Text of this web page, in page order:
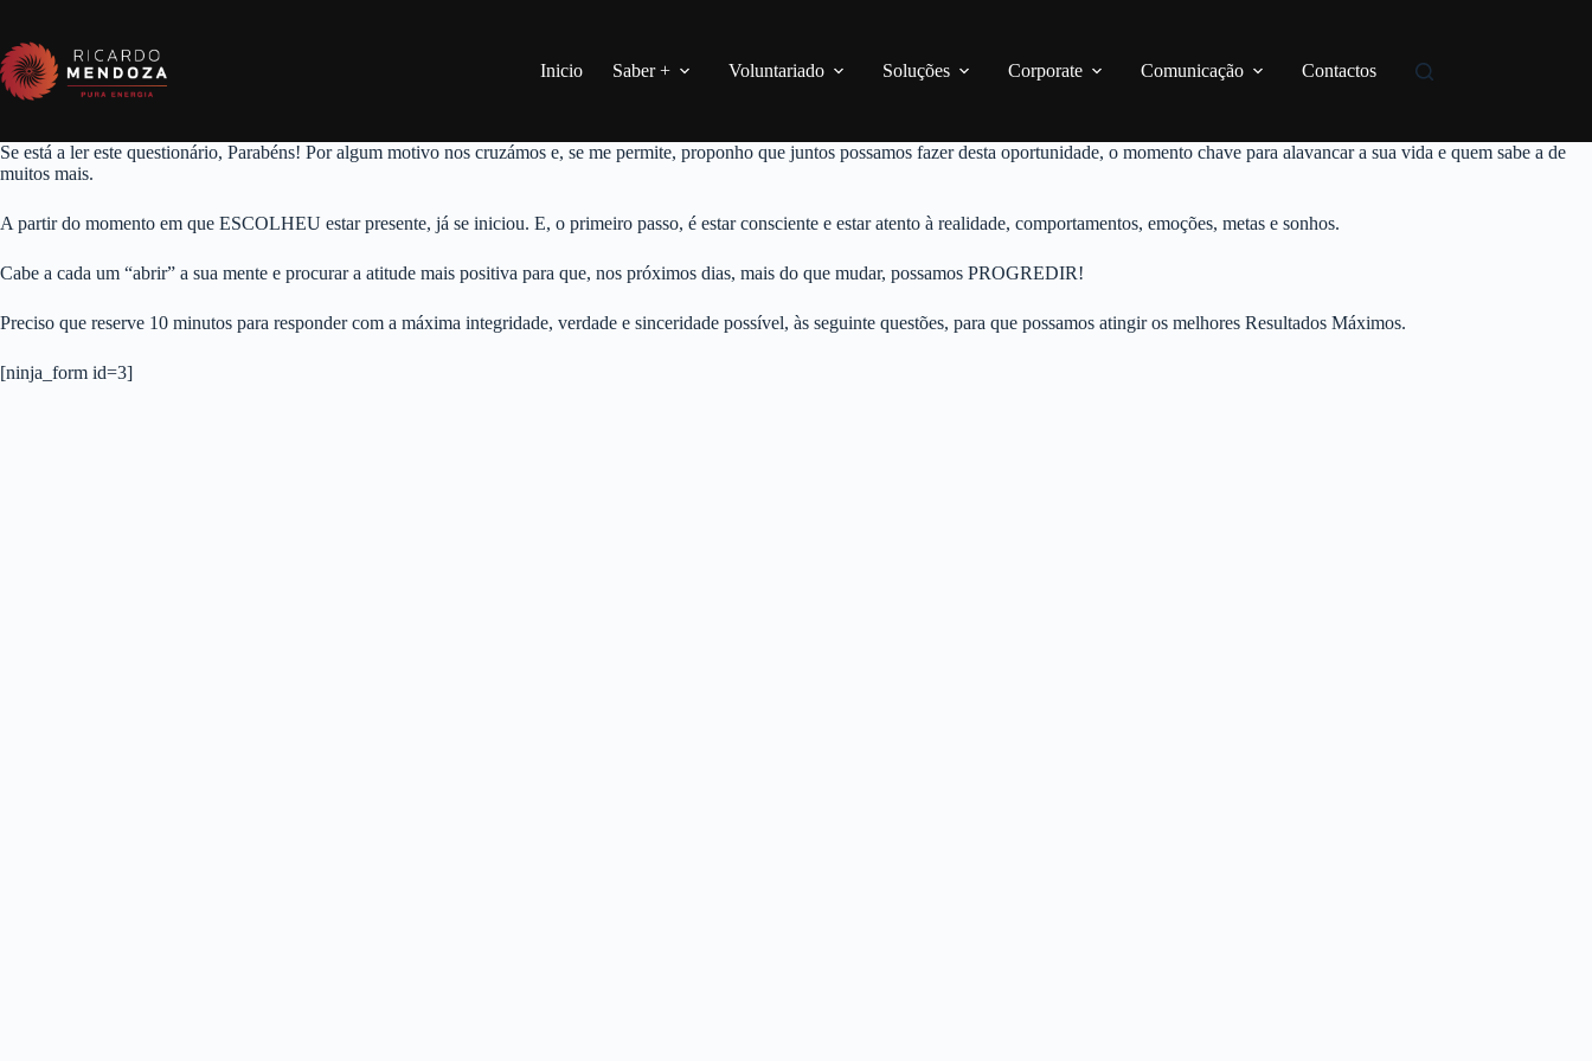
o
conteúdo
Inicio Saber + Voluntariado Soluções Corporate Comunicação Contactos
Se está a ler este questionário, Parabéns! Por algum motivo nos cruzámos e, se me permite, proponho que juntos possamos fazer desta oportunidade, o momento chave para alavancar a sua vida e quem sabe a de
muitos mais.
A partir do momento em que ESCOLHEU estar presente, já se iniciou. E, o primeiro passo, é estar consciente e estar atento à realidade, comportamentos, emoções, metas e sonhos.
Cabe a cada um “abrir” a sua mente e procurar a atitude mais positiva para que, nos próximos dias, mais do que mudar, possamos PROGREDIR!
Preciso que reserve 10 minutos para responder com a máxima integridade, verdade e sinceridade possível, às seguinte questões, para que possamos atingir os melhores Resultados Máximos.
[ninja_form id=3]